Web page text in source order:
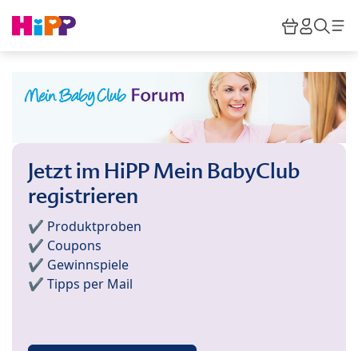
HiPP
Jetzt im HiPP Mein BabyClub
registrieren
✔️ Produktproben
✔️ Coupons
✔️ Gewinnspiele
✔️ Tipps per Mail